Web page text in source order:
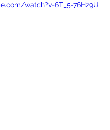
watch?v=6T_5-76Hz9U